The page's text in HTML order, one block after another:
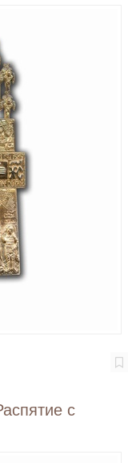
с